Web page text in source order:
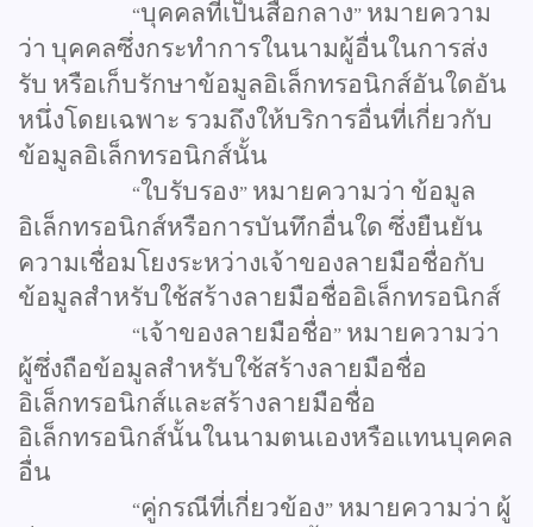
“บุคคลที่เป็นสื่อกลาง” หมายความ
ว่า บุคคลซึ่งกระทำการในนามผู้อื่นในการส่ง
รับ หรือเก็บรักษาข้อมูลอิเล็กทรอนิกส์อันใดอัน
หนึ่งโดยเฉพาะ รวมถึงให้บริการอื่นที่เกี่ยวกับ
ข้อมูลอิเล็กทรอนิกส์นั้น
“ใบรับรอง” หมายความว่า ข้อมูล
อิเล็กทรอนิกส์หรือการบันทึกอื่นใด ซึ่งยืนยัน
ความเชื่อมโยงระหว่างเจ้าของลายมือชื่อกับ
ข้อมูลสำหรับใช้สร้างลายมือชื่ออิเล็กทรอนิกส์
“เจ้าของลายมือชื่อ” หมายความว่า
ผู้ซึ่งถือข้อมูลสำหรับใช้สร้างลายมือชื่อ
อิเล็กทรอนิกส์และสร้างลายมือชื่อ
อิเล็กทรอนิกส์นั้นในนามตนเองหรือแทนบุคคล
อื่น
“คู่กรณีที่เกี่ยวข้อง” หมายความว่า ผู้